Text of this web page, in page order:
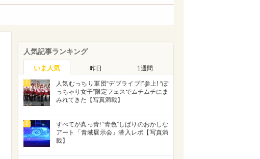
人気記事ランキング
いま人気 昨日 1週間
1
人気むっちり軍団“デブライブ!”参上! “ぽ
っちゃり女子”限定フェスでムチムチにま
みれてきた【写真満載】
2
すべてが真っ青! “青色”しばりのおかしな
アート「青域展示会」潜入レポ【写真満
載】